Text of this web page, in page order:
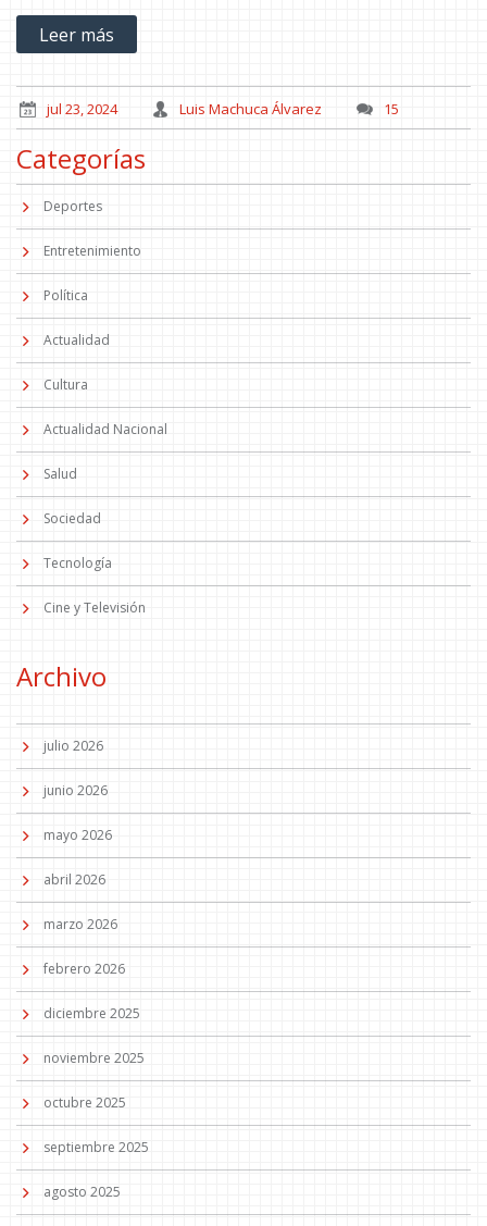
Leer más
jul 23, 2024 Luis Machuca Álvarez 15
Categorías
Deportes
Entretenimiento
Política
Actualidad
Cultura
Actualidad Nacional
Salud
Sociedad
Tecnología
Cine y Televisión
Archivo
julio 2026
junio 2026
mayo 2026
abril 2026
marzo 2026
febrero 2026
diciembre 2025
noviembre 2025
octubre 2025
septiembre 2025
agosto 2025